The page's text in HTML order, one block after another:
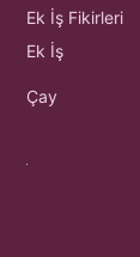
Ek İş Fikirleri
Ek İş
Çay